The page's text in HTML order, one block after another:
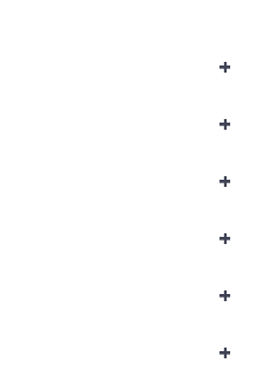
+
+
+
+
+
+